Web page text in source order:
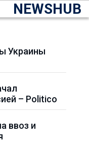
NEWSHUB
Украины
– Politico
ввоз и